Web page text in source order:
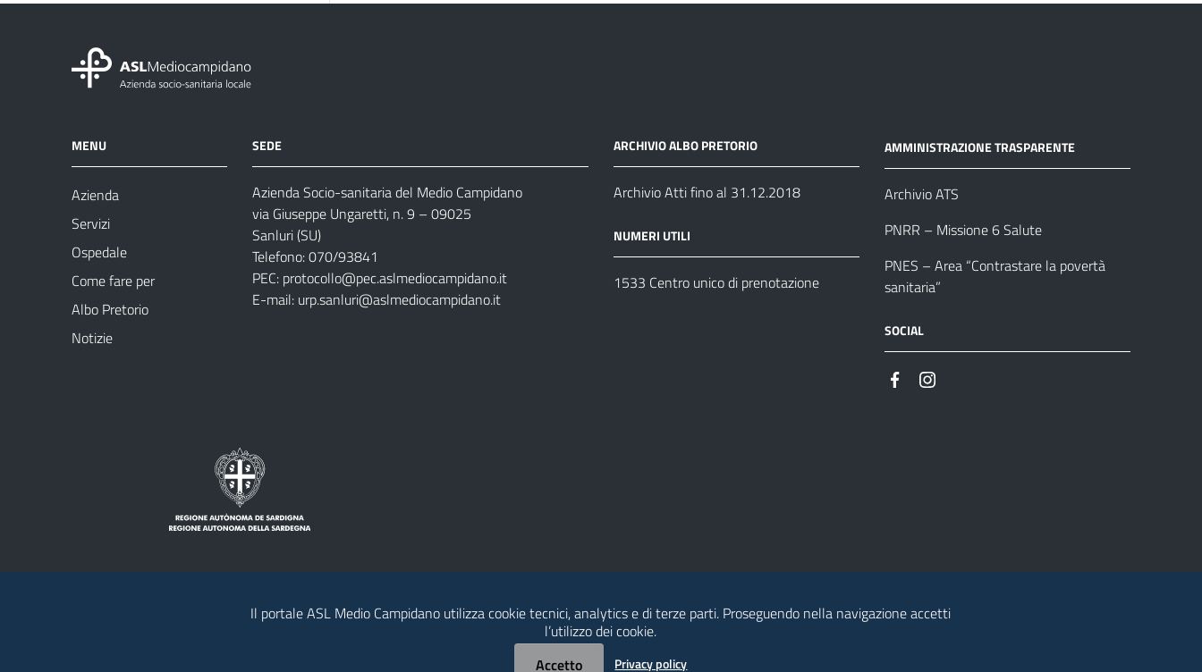
MENU
Azienda
Servizi
Ospedale
Come fare per
Albo Pretorio
Notizie
SEDE
Azienda Socio-sanitaria del Medio Campidano
via Giuseppe Ungaretti, n. 9 – 09025
Sanluri (SU)
Telefono: 070/93841
PEC: protocollo@pec.aslmediocampidano.it
E-mail: urp.sanluri@aslmediocampidano.it
ARCHIVIO ALBO PRETORIO
Archivio Atti fino al 31.12.2018
NUMERI UTILI
1533 Centro unico di prenotazione
AMMINISTRAZIONE TRASPARENTE
Archivio ATS
PNRR – Missione 6 Salute
PNES – Area “Contrastare la povertà
sanitaria”
SOCIAL
Privacy policy Contatti
Il portale ASL Medio Campidano utilizza cookie tecnici, analytics e di terze parti. Proseguendo nella navigazione accetti
l’utilizzo dei cookie.
Accetto
Privacy policy